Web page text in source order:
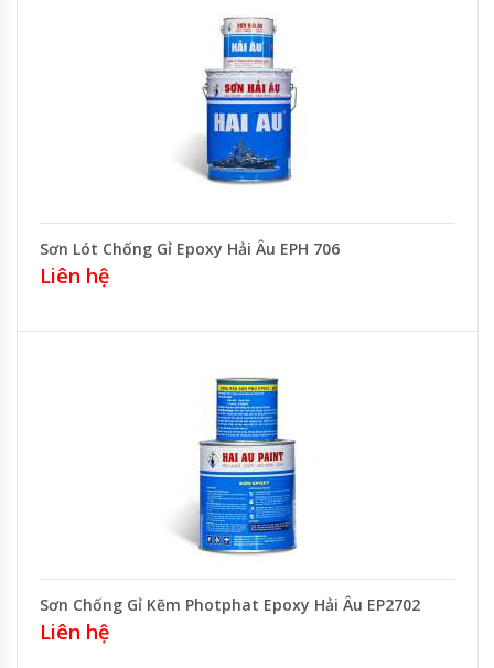
Sơn Lót Chống Gỉ Epoxy Hải Âu EPH 706
Liên hệ
Sơn Chống Gỉ Kẽm Photphat Epoxy Hải Âu EP2702
Liên hệ